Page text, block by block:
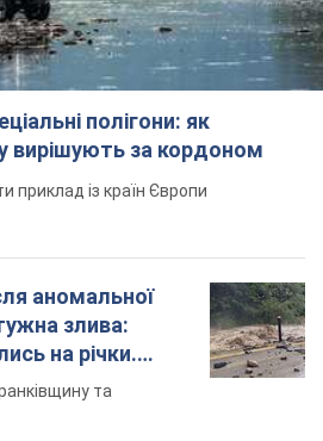
злива:
на річки.
та
тис. грн боргу
донарахування